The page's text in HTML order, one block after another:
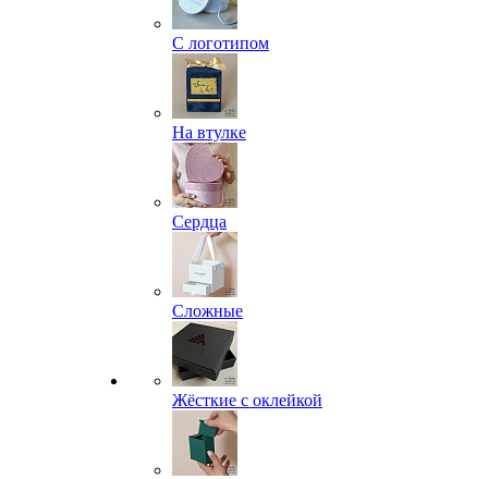
С логотипом
На втулке
Сердца
Сложные
Жёсткие с оклейкой